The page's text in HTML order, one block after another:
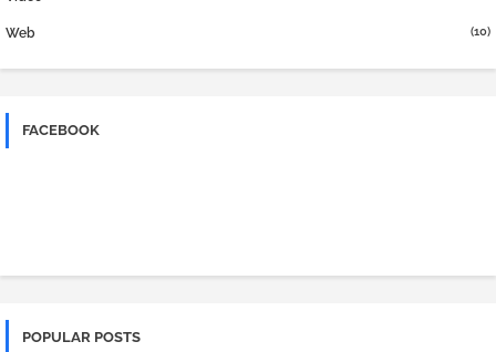
Web (10)
FACEBOOK
POPULAR POSTS